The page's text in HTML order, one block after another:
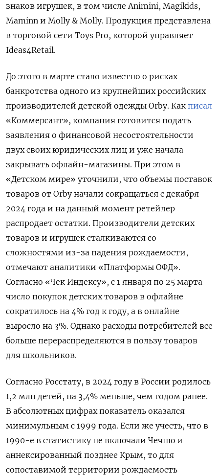
знаков игрушек, в том числе Animini, Magikids,
Maminn и Molly & Molly. Продукция представлена
в торговой сети Toys Pro, которой управляет
Ideas4Retail.
До этого в марте стало известно о рисках
банкротства одного из крупнейших российских
производителей детской одежды Orby. Как писал
«Коммерсант», компания готовится подать
заявления о финансовой несостоятельности
двух своих юридических лиц и уже начала
закрывать офлайн-магазины. При этом в
«Детском мире» уточнили, что объемы поставок
товаров от Orby начали сокращаться с декабря
2024 года и на данный момент ретейлер
распродает остатки. Производители детских
товаров и игрушек сталкиваются со
сложностями из-за падения рождаемости,
отмечают аналитики «Платформы ОФД».
Согласно «Чек Индексу», с 1 января по 25 марта
число покупок детских товаров в офлайне
сократилось на 4% год к году, а в онлайне
выросло на 3%. Однако расходы потребителей все
больше перераспределяются в пользу товаров
для школьников.
Согласно Росстату, в 2024 году в России родилось
1,2 млн детей, на 3,4% меньше, чем годом ранее.
В абсолютных цифрах показатель оказался
минимульным с 1999 года. Если же учесть, что в
1990-е в статистику не включали Чечню и
аннексированный позднее Крым, то для
сопоставимой территории рождаемость